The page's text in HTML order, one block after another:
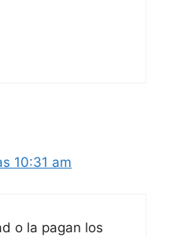
10:31 am
o la pagan los